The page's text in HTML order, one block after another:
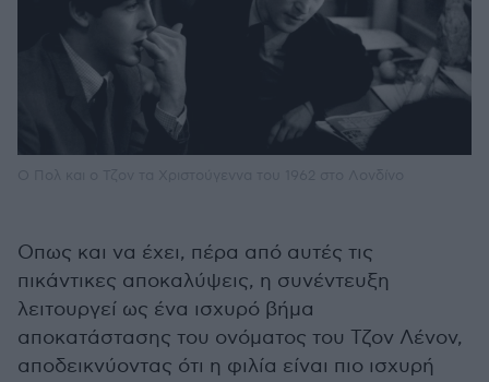
Οπως και να έχει, πέρα από αυτές τις
πικάντικες αποκαλύψεις, η συνέντευξη
λειτουργεί ως ένα ισχυρό βήμα
αποκατάστασης του ονόματος του Τζον Λένον,
αποδεικνύοντας ότι η φιλία είναι πιο ισχυρή